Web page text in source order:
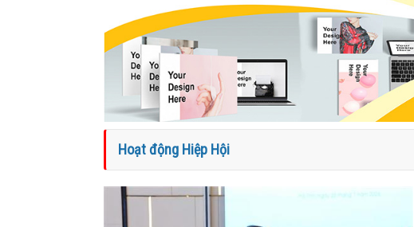
Hoạt động Hiệp Hội